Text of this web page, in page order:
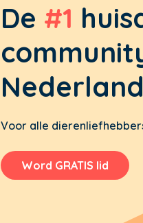
De #1
Nederland
Voor alle
Word GRATIS lid